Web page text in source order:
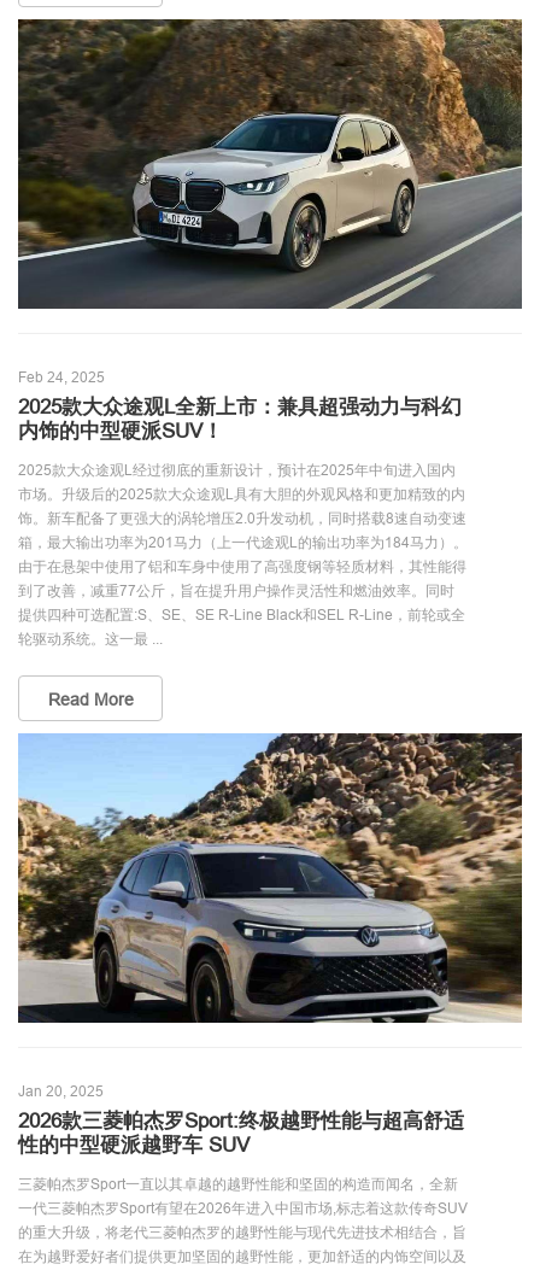
Feb 24, 2025
2025款大众途观L全新上市：兼具超强动力与科幻
内饰的中型硬派SUV！
2025款大众途观L经过彻底的重新设计，预计在2025年中旬进入国内
市场。升级后的2025款大众途观L具有大胆的外观风格和更加精致的内
饰。新车配备了更强大的涡轮增压2.0升发动机，同时搭载8速自动变速
箱，最大输出功率为201马力（上一代途观L的输出功率为184马力）。
由于在悬架中使用了铝和车身中使用了高强度钢等轻质材料，其性能得
到了改善，减重77公斤，旨在提升用户操作灵活性和燃油效率。同时
提供四种可选配置:S、SE、SE R-Line Black和SEL R-Line，前轮或全
轮驱动系统。这一最 ...
Read More
Jan 20, 2025
2026款三菱帕杰罗Sport:终极越野性能与超高舒适
性的中型硬派越野车 SUV
三菱帕杰罗Sport一直以其卓越的越野性能和坚固的构造而闻名，全新
一代三菱帕杰罗Sport有望在2026年进入中国市场,标志着这款传奇SUV
的重大升级，将老代三菱帕杰罗的越野性能与现代先进技术相结合，旨
在为越野爱好者们提供更加坚固的越野性能，更加舒适的内饰空间以及